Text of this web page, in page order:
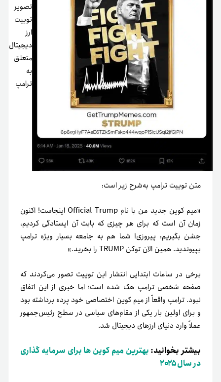
تصویر
توییت
ارز
دیجیتال
متعلق
به
ترامپ
متن توییت ترامپ به‌شرح زیر است:
«میم کوین جدید من با نام Official Trump اینجاست! اکنون
زمان آن است که برای هر چیزی که بابت آن ایستادگی کردیم،
جشن بگیریم: پیروزی! شما هم به جامعه بسیار ویژه ترامپ
بپیوندید. همین الان توکن TRUMP را بخرید.»
برخی در ساعات ابتدایی انتشار این توییت تصور می‌کردند که
صفحه شخصی ترامپ هک شده است؛ اما خبری از این اتفاق
نبود. ترامپ واقعاً از میم کوین اختصاصی خود پرده برداشته بود
و برای اولین بار یکی از مقام‌های سیاسی در سطح رئیس‌جمهور
عملاً وارد دنیای ارزهای دیجیتال شد.
بیشتر بخوانید: بهترین میم کوین ها برای سرمایه گذاری
در سال ۲۰۲۵